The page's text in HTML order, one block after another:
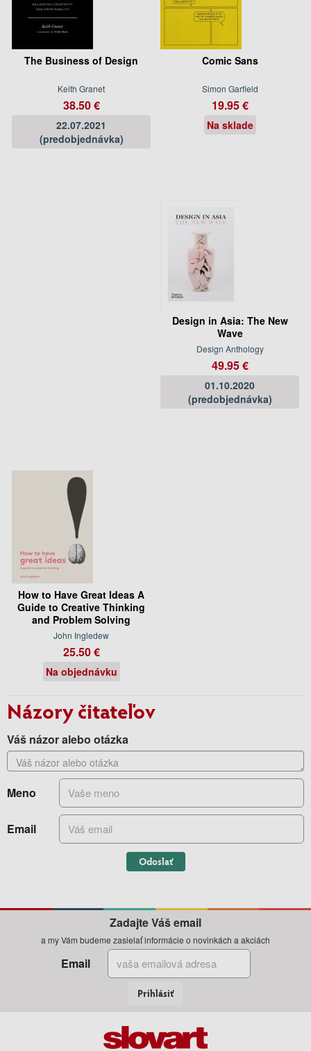
The Business of Design
Keith Granet
38.50 €
22.07.2021
(predobjednávka)
Comic Sans
Simon Garfield
19.95 €
Na sklade
Design in Asia: The New
Wave
Design Anthology
49.95 €
01.10.2020
(predobjednávka)
How to Have Great Ideas A
Guide to Creative Thinking
and Problem Solving
John Ingledew
25.50 €
Na objednávku
Názory čitateľov
Váš názor alebo otázka
Meno
Email
Odoslať
Zadajte Váš email
a my Vám budeme zasielať informácie o novinkách a akciách
Email
Prihlásiť